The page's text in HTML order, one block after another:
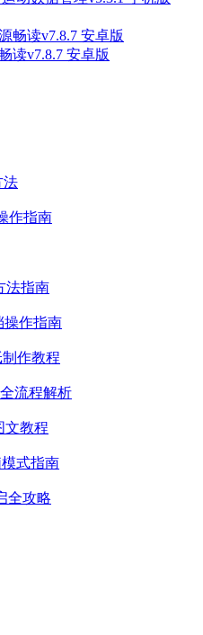
读v7.8.7 安卓版
法
作指南
法指南
操作指南
制作教程
流程解析
文教程
式指南
全攻略